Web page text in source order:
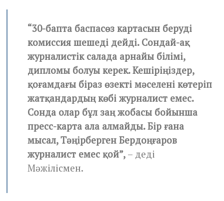
“30-бапта баспасөз картасын беруді
комиссия шешеді дейді. Сондай-ақ
журналистік салада арнайы білімі,
дипломы болуы керек. Кешіріңіздер,
қоғамдағы біраз өзекті мәселені көтеріп
жатқандардың көбі журналист емес.
Сонда олар бұл заң жобасы бойынша
пресс-карта ала алмайды. Бір ғана
мысал, Тәңірберген Бердоңғаров
журналист емес қой”, – деді
Мәжілісмен.